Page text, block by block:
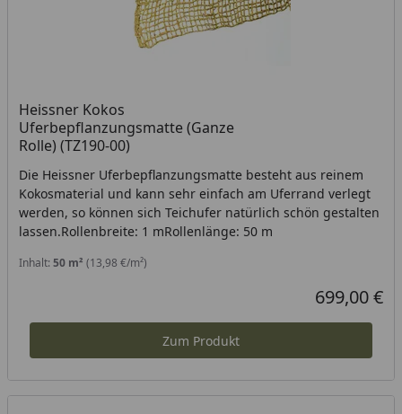
Heissner Kokos
Uferbepflanzungsmatte (Ganze
Rolle) (TZ190-00)
Die Heissner Uferbepflanzungsmatte besteht aus reinem
Kokosmaterial und kann sehr einfach am Uferrand verlegt
werden, so können sich Teichufer natürlich schön gestalten
lassen.Rollenbreite: 1 mRollenlänge: 50 m
Inhalt: 50 m² (13,98 €/m²)
Aktueller
699,00 €
Zum Produkt